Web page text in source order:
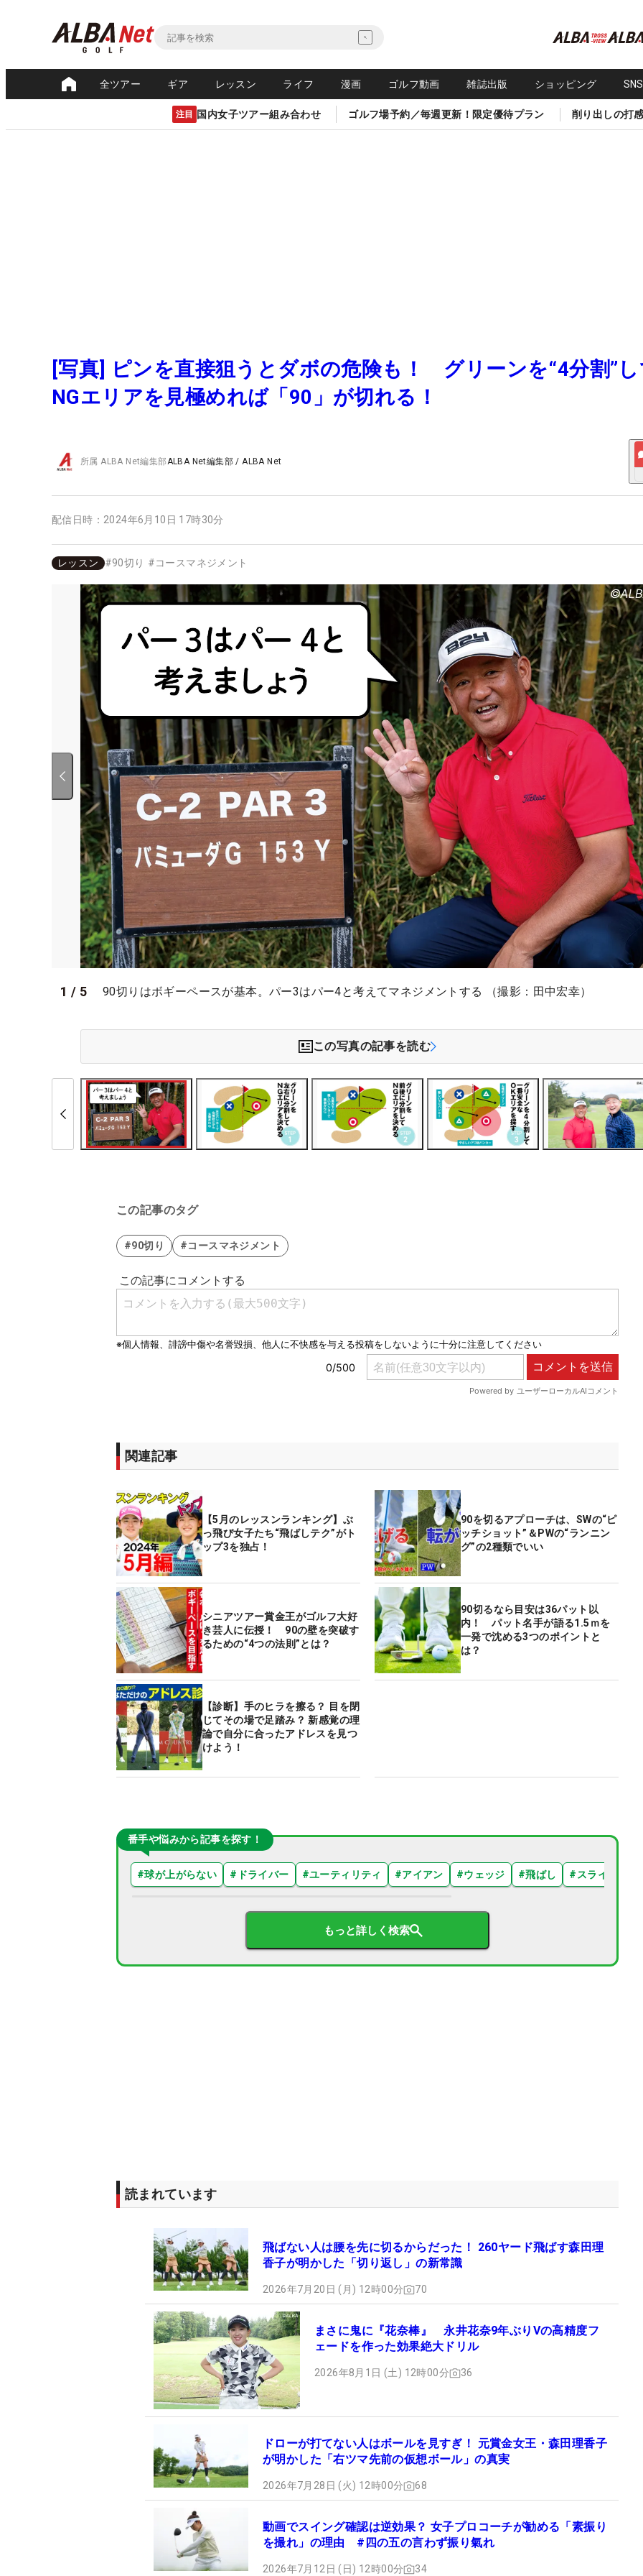
全ツアー ギア レッスン ライフ 漫画 ゴルフ動画 雑誌出版 ショッピング
注目 国内女子ツアー組み合わせ ゴルフ場予約／毎週更新！限定優待プラン 削り出しの打
[写真] ピンを直接狙うとダボの危険も！ グリーンを“4分割”し
NGエリアを見極めれば「90」が切れる！
所属ALBA Net編集部ALBA Net編集部 /ALBA Net
配信日時： 2024年6月10日 17時30分
レッスン #90切り #コースマネジメント
1 / 5 90切りはボギーペースが基本。パー3はパー4と考えてマネジメントする （撮影：田中宏幸）
この写真の記事を読む
この記事のタグ
#90切り #コースマネジメント
関連記事
【5月のレッスンランキング】ぶ
っ飛び女子たち“飛ばしテク”がト
ップ3を独占！
90を切るアプローチは、SWの“ピ
ッチショット”＆PWの“ランニン
グ”の2種類でいい
シニアツアー賞金王がゴルフ大好
き芸人に伝授！ 90の壁を突破す
るための“4つの法則”とは？
90切るなら目安は36パット以
内！ パット名手が語る1.5ｍを
一発で沈める3つのポイントと
は？
【診断】手のヒラを擦る？ 目を閉
じてその場で足踏み？ 新感覚の理
論で自分に合ったアドレスを見つ
けよう！
番手や悩みから記事を探す！
#球が上がらない # ドライバー #ユーティリティ #アイアン #ウェッジ #飛ばし # スライス
もっと詳しく検索
読まれています
飛ばない人は腰を先に切るからだった！ 260ヤード飛ばす森田理
香子が明かした「切り返し」の新常識
2026年7月20日 (月) 12時00分 70
まさに鬼に『花奈棒』 永井花奈9年ぶりVの高精度フ
ェードを作った効果絶大ドリル
2026年8月1日 (土) 12時00分 36
ドローが打てない人はボールを見すぎ！ 元賞金女王・森田理香子
が明かした「右ツマ先前の仮想ボール」の真実
2026年7月28日 (火) 12時00分 68
動画でスイング確認は逆効果？ 女子プロコーチが勧める「素振り
を撮れ」の理由 #四の五の言わず振り氣れ
2026年7月12日 (日) 12時00分 34